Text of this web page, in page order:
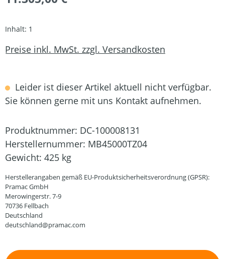
Inhalt: 1
Preise inkl. MwSt. zzgl. Versandkosten
Leider ist dieser Artikel aktuell nicht verfügbar.
Sie können gerne mit uns Kontakt aufnehmen.
Produktnummer: DC-100008131
Herstellernummer: MB45000TZ04
Gewicht: 425 kg
Herstellerangaben gemäß EU-Produktsicherheitsverordnung (GPSR):
Pramac GmbH
Merowingerstr. 7-9
70736 Fellbach
Deutschland
deutschland@pramac.com